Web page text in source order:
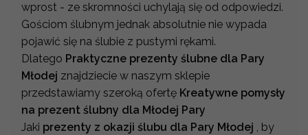
wprost - ze skromności uchylają się od odpowiedzi.
Gościom ślubnym jednak absolutnie nie wypada
pojawić się na ślubie z pustymi rękami.
Dlatego Praktyczne prezenty ślubne dla Pary
Młodej znajdziecie w naszym sklepie
przedstawiamy szeroką ofertę Kreatywne pomysły
na prezent ślubny dla Młodej Pary
Jaki prezenty z okazji ślubu dla Pary Młodej , by